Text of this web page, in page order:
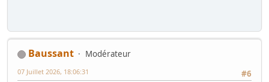
Baussant
Modérateur
#6
07 Juillet 2026, 18:06:31